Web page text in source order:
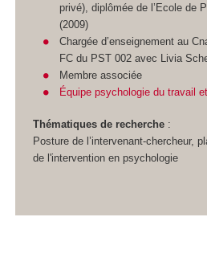
privé), diplômée de l’Ecole de
(2009)
Chargée d’enseignement au
FC du PST 002 avec Livia
Membre associée
Équipe psychologie du travail
Thématiques de recherche :
Posture de l’intervenant-chercheur,
de l'intervention en psychologie